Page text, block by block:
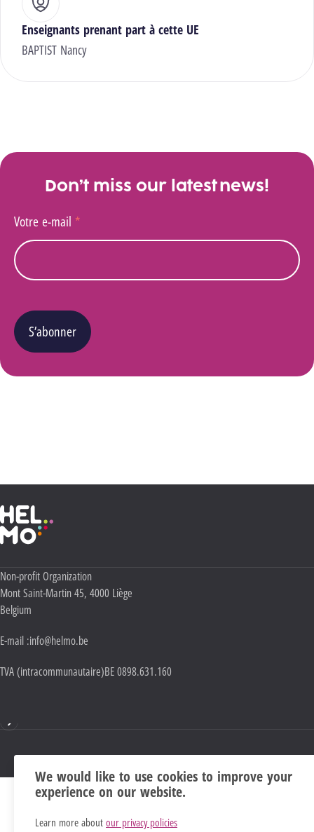
Enseignants prenant part à cette UE
BAPTIST Nancy
Don’t miss our latest news!
Votre e-mail *
S’abonner
Haute École Libre Mosane
Adresse :
Non-profit Organization
Mont Saint-Martin 45, 4000 Liège
Belgium
E-mail :info@helmo.be
TVA (intracommunautaire)BE 0898.631.160
We would like to use cookies to improve your
experience on our website.
Learn more about our privacy policies